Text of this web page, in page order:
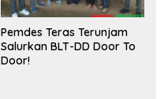
Pemdes Teras Terunjam
Salurkan BLT-DD Door To
Door!